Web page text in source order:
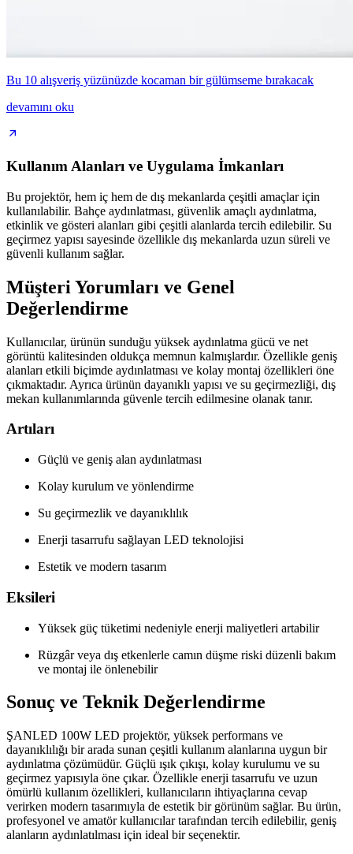
Bu 10 alışveriş yüzünüzde kocaman bir gülümseme bırakacak
devamını oku
Kullanım Alanları ve Uygulama İmkanları
Bu projektör, hem iç hem de dış mekanlarda çeşitli amaçlar için
kullanılabilir. Bahçe aydınlatması, güvenlik amaçlı aydınlatma,
etkinlik ve gösteri alanları gibi çeşitli alanlarda tercih edilebilir. Su
geçirmez yapısı sayesinde özellikle dış mekanlarda uzun süreli ve
güvenli kullanım sağlar.
Müşteri Yorumları ve Genel
Değerlendirme
Kullanıcılar, ürünün sunduğu yüksek aydınlatma gücü ve net
görüntü kalitesinden oldukça memnun kalmışlardır. Özellikle geniş
alanları etkili biçimde aydınlatması ve kolay montaj özellikleri öne
çıkmaktadır. Ayrıca ürünün dayanıklı yapısı ve su geçirmezliği, dış
mekan kullanımlarında güvenle tercih edilmesine olanak tanır.
Artıları
Güçlü ve geniş alan aydınlatması
Kolay kurulum ve yönlendirme
Su geçirmezlik ve dayanıklılık
Enerji tasarrufu sağlayan LED teknolojisi
Estetik ve modern tasarım
Eksileri
Yüksek güç tüketimi nedeniyle enerji maliyetleri artabilir
Rüzgâr veya dış etkenlerle camın düşme riski düzenli bakım
ve montaj ile önlenebilir
Sonuç ve Teknik Değerlendirme
ŞANLED 100W LED projektör, yüksek performans ve
dayanıklılığı bir arada sunan çeşitli kullanım alanlarına uygun bir
aydınlatma çözümüdür. Güçlü ışık çıkışı, kolay kurulumu ve su
geçirmez yapısıyla öne çıkar. Özellikle enerji tasarrufu ve uzun
ömürlü kullanım özellikleri, kullanıcıların ihtiyaçlarına cevap
verirken modern tasarımıyla de estetik bir görünüm sağlar. Bu ürün,
profesyonel ve amatör kullanıcılar tarafından tercih edilebilir, geniş
alanların aydınlatılması için ideal bir seçenektir.